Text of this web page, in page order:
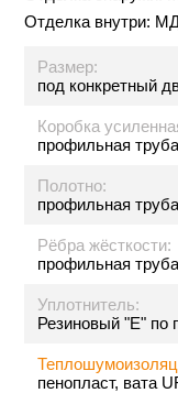
Отделка внутри:
Размер:
под конкретный
Коробка
профильная
Полотно:
профильная
Рёбра жёсткости:
профильная
Уплотнитель:
Резиновый "Е" по
пенопласт, вата